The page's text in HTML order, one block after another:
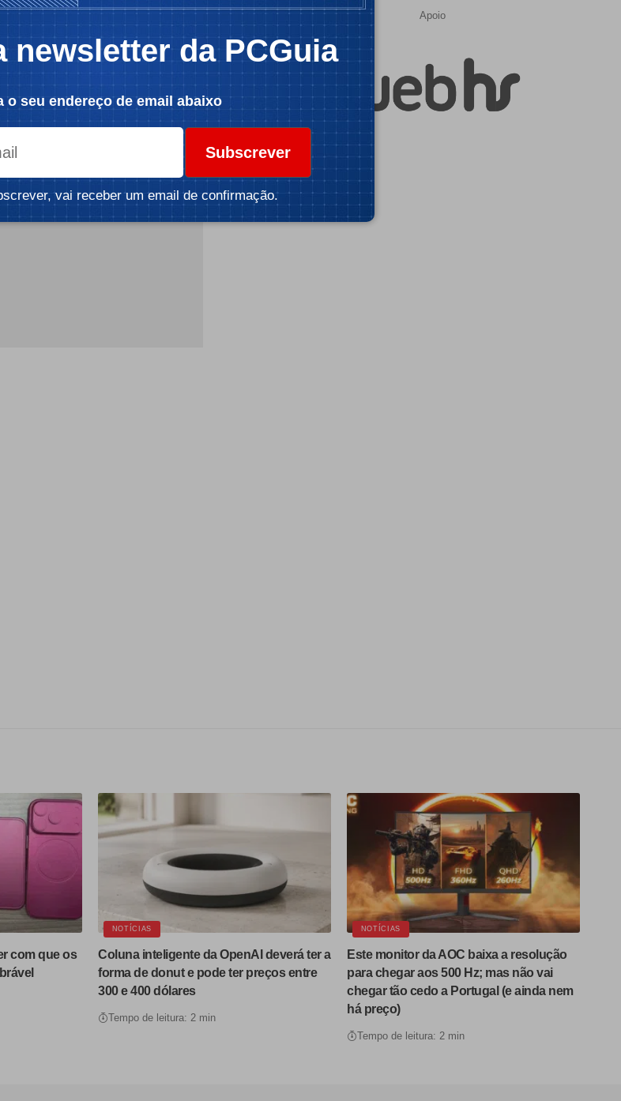
angariações de donativos.
encontrar «pelo menos 66
a sua criação», em Abril. Um outro
(cerca de 1,80 milhões de
Apoio
com que os
NOTÍCIAS
Coluna inteligente da OpenAI deverá ter a
forma de donut e pode ter preços entre
300 e 400 dólares
Tempo de leitura: 2 min
NOTÍCIAS
Este monitor da AOC baixa a resolução
para chegar aos 500 Hz; mas não vai
chegar tão cedo a Portugal (e ainda nem
há preço)
Tempo de leitura: 2 min
newsletter da PCGuia
o seu endereço de email abaixo
Subscrever
vai receber um email de confirmação.